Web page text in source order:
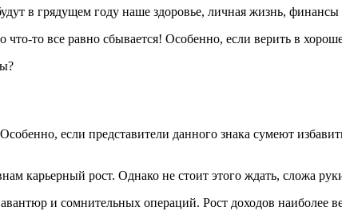
в грядущем году наше здоровье, личная жизнь,
что-то все равно сбывается! Особенно, если верить в
если представители данного знака сумеют
карьерный рост. Однако не стоит этого ждать, сложа
и сомнительных операций. Рост доходов наиболее